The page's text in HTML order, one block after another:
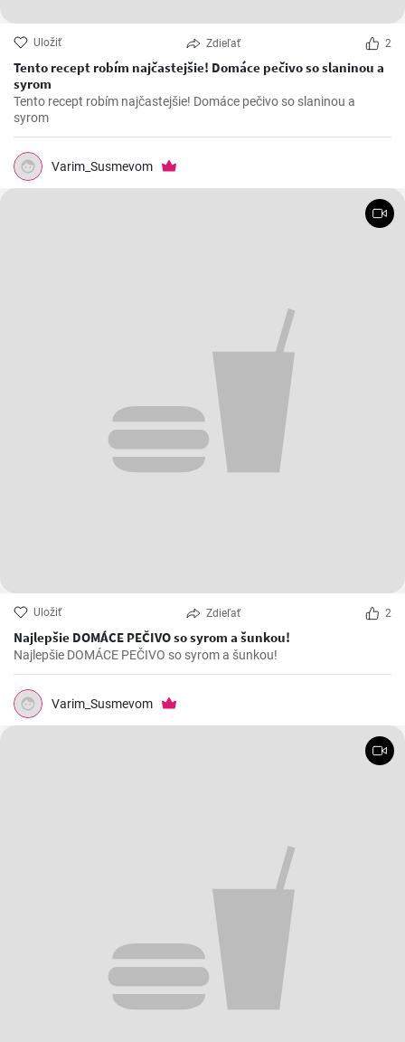
Uložiť Zdieľať 2
Tento recept robím najčastejšie! Domáce pečivo so slaninou a
syrom
Tento recept robím najčastejšie! Domáce pečivo so slaninou a
syrom
Varim_Susmevom
Uložiť Zdieľať 2
Najlepšie DOMÁCE PEČIVO so syrom a šunkou!
Najlepšie DOMÁCE PEČIVO so syrom a šunkou!
Varim_Susmevom